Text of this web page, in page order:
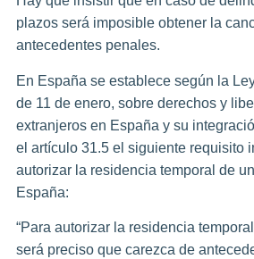
plazos será imposible obtener la
antecedentes penales.
En España se establece según la
de 11 de enero, sobre derechos y
extranjeros en España y su
el artículo 31.5 el siguiente requisito
autorizar la residencia temporal de
España:
“Para autorizar la residencia
será preciso que carezca de